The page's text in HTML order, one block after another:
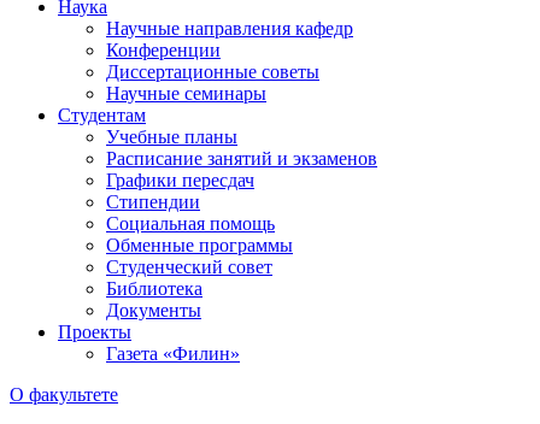
Наука
Научные направления кафедр
Конференции
Диссертационные советы
Научные семинары
Студентам
Учебные планы
Расписание занятий и экзаменов
Графики пересдач
Стипендии
Социальная помощь
Обменные программы
Студенческий совет
Библиотека
Документы
Проекты
Газета «Филин»
О факультете